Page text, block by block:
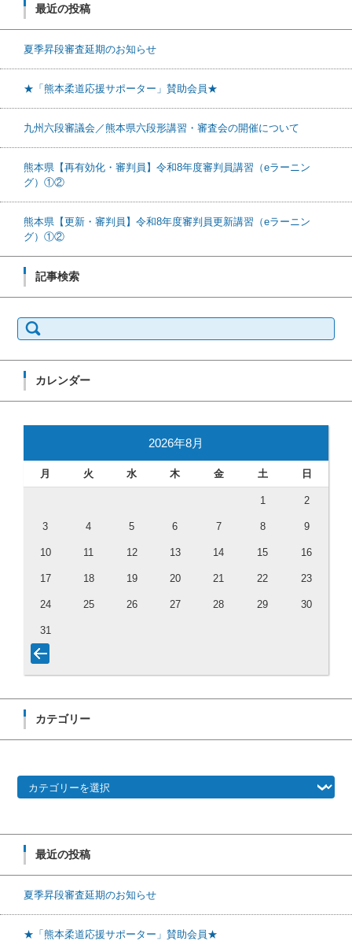
最近の投稿
夏季昇段審査延期のお知らせ
★「熊本柔道応援サポーター」賛助会員★
九州六段審議会／熊本県六段形講習・審査会の開催について
熊本県【再有効化・審判員】令和8年度審判員講習（eラーニン
グ）①②
熊本県【更新・審判員】令和8年度審判員更新講習（eラーニン
グ）①②
記事検索
検索:
カレンダー
2026年8月
月 火 水 木 金 土 日
1 2
3 4 5 6 7 8 9
10 11 12 13 14 15 16
17 18 19 20 21 22 23
24 25 26 27 28 29 30
31
カテゴリー
最近の投稿
夏季昇段審査延期のお知らせ
★「熊本柔道応援サポーター」賛助会員★